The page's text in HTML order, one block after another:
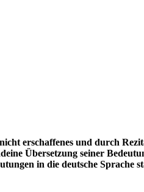
erschaffenes und durch
Übersetzung seiner
in die deutsche